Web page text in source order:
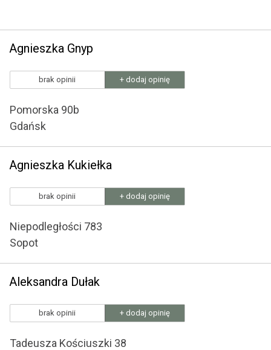
Agnieszka Gnyp
brak opinii + dodaj opinię
Pomorska 90b
Gdańsk
Agnieszka Kukiełka
brak opinii + dodaj opinię
Niepodległości 783
Sopot
Aleksandra Dułak
brak opinii + dodaj opinię
Tadeusza Kościuszki 38